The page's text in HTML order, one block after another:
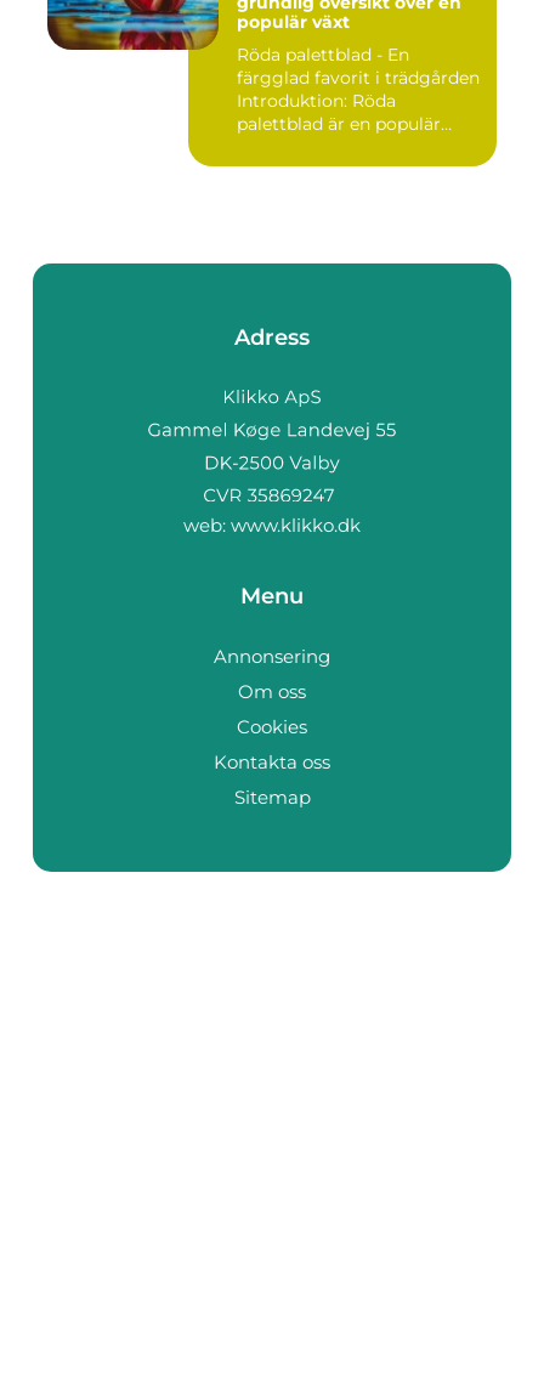
populär växt
Röda palettblad - En
färgglad favorit i trädgården
Introduktion: Röda
palettblad är en populär
Adress
web: www.klikko.dk
Menu
Annonsering
Om oss
Cookies
Kontakta oss
Sitemap